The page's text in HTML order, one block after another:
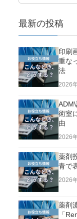
最新の投稿
印刷
重な
法
2026
術室
由
2026
薬剤
青で
2026
薬剤
「